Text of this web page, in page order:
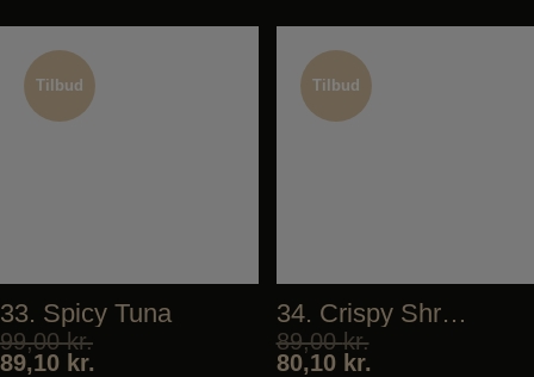
Tilbud
Tilbud
33. Spicy Tuna
99,00kr.
89,10 kr.
Tilbud
Tilbud
34. Crispy Shrimp
89,00kr.
80,10 kr.